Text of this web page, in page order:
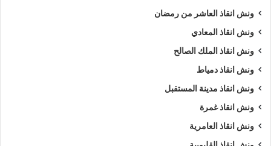
ونش انقاذ العاشر من رمضان
ونش انقاذ المعادي
ونش انقاذ الملك الصالح
ونش انقاذ دمياط
ونش انقاذ مدينة المستقبل
ونش انقاذ غمرة
ونش انقاذ العامرية